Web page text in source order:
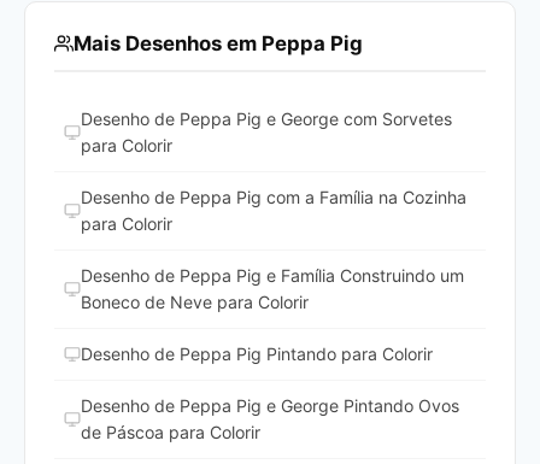
Mais Desenhos em Peppa Pig
Desenho de Peppa Pig e George com Sorvetes
para Colorir
Desenho de Peppa Pig com a Família na Cozinha
para Colorir
Desenho de Peppa Pig e Família Construindo um
Boneco de Neve para Colorir
Desenho de Peppa Pig Pintando para Colorir
Desenho de Peppa Pig e George Pintando Ovos
de Páscoa para Colorir